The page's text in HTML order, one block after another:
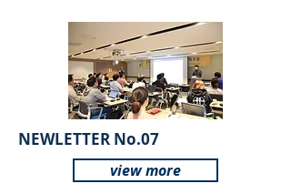
NEWLETTER No.07
view more